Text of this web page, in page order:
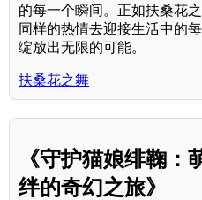
的每一个瞬间。正如扶桑花
同样的热情去迎接生活中的
绽放出无限的可能。
扶桑花之舞
《守护猫娘绯鞠：
绊的奇幻之旅》